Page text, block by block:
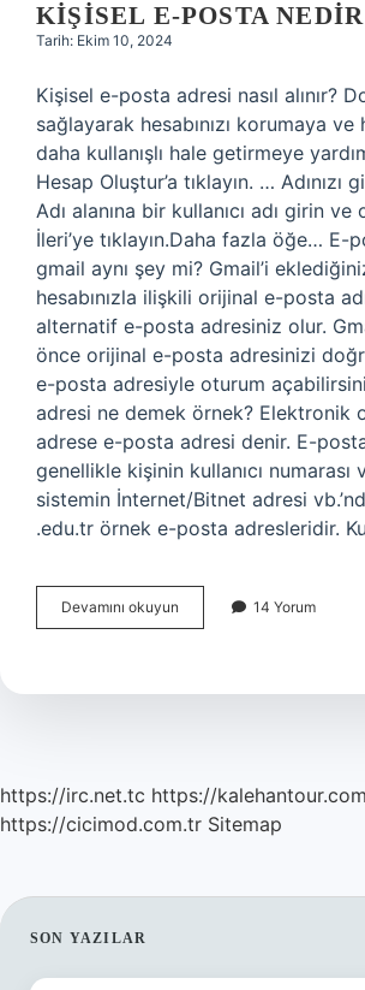
KIŞISEL E-POSTA NEDIR
Tarih: Ekim 10, 2024
Kişisel e-posta adresi nasıl alınır?
sağlayarak hesabınızı korumaya
daha kullanışlı hale getirmeye
Hesap Oluştur’a tıklayın. … Adınızı
Adı alanına bir kullanıcı adı girin ve
İleri’ye tıklayın.Daha fazla öğe… E-
gmail aynı şey mi? Gmail’i
hesabınızla ilişkili orijinal e-posta
alternatif e-posta adresiniz olur.
önce orijinal e-posta adresinizi
e-posta adresiyle oturum
adresi ne demek örnek? Elektronik
adrese e-posta adresi denir. E-
genellikle kişinin kullanıcı numarası
sistemin İnternet/Bitnet adresi
.edu.tr örnek e-posta adresleridir.
Devamını okuyun
E-
14 Yorum
https://irc.net.tc https://
https://cicimod.com.tr Sitemap
SIDEBAR
SON YAZILAR